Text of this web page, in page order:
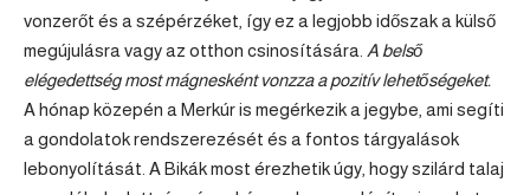
vonzerőt és a szépérzéket, így ez a legjobb időszak a külső
megújulásra vagy az otthon csinosítására. A belső
elégedettség most mágnesként vonzza a pozitív lehetőségeket.
A hónap közepén a Merkúr is megérkezik a jegybe, ami segíti
a gondolatok rendszerezését és a fontos tárgyalások
lebonyolítását. A Bikák most érezhetik úgy, hogy szilárd talaj